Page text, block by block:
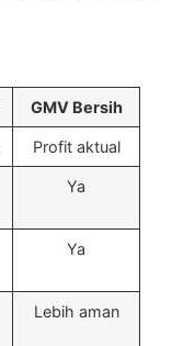
GMV Bersih
Profit aktual
Ya
Ya
Lebih aman